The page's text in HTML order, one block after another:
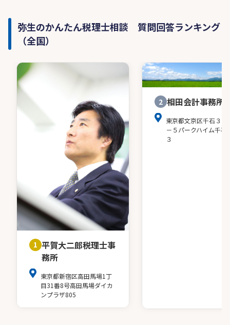
弥生のかんたん税理士相談 質問回答ランキング
（全国）
1 平賀大二郎税理士事
務所
東京都新宿区高田馬場1丁
目31番8号高田馬場ダイカ
ンプラザ805
2 相田会計事務所
東京都文京区千石３－
－５パークハイム千石
３